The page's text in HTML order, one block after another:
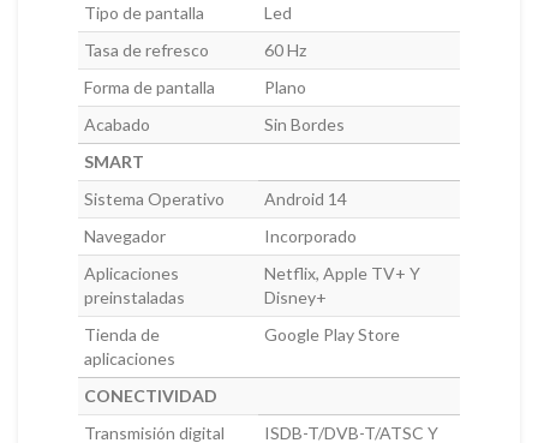
Tipo de pantalla
Led
Tasa de refresco
60 Hz
Forma de pantalla
Plano
Acabado
Sin Bordes
SMART
Sistema Operativo
Android 14
Navegador
Incorporado
Aplicaciones
preinstaladas
Netflix, Apple TV+ Y
Disney+
Tienda de
aplicaciones
Google Play Store
CONECTIVIDAD
Transmisión digital
ISDB-T/DVB-T/ATSC Y